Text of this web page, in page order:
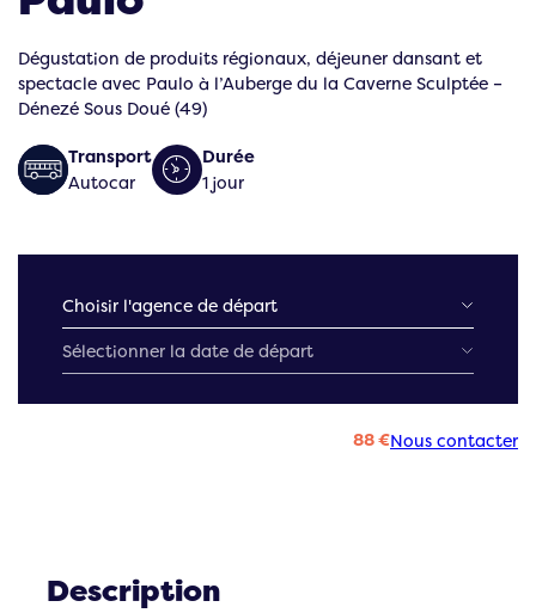
Dégustation de produits régionaux, déjeuner dansant et
spectacle avec Paulo à l’Auberge du la Caverne Sculptée –
Dénezé Sous Doué (49)
Transport
Autocar
Durée
1 jour
88 €Nous contacter
Description